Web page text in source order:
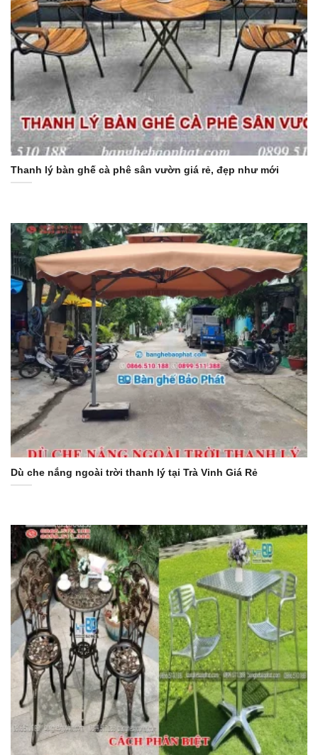
Thanh lý bàn ghế cà phê sân vườn giá rẻ, đẹp như mới
Dù che nắng ngoài trời thanh lý tại Trà Vinh Giá Rẻ